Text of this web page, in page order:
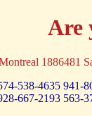
Are
1886481
538-4635 941-
667-2193 563-